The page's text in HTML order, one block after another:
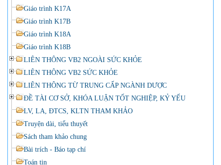
Giáo trình K17A
Giáo trình K17B
Giáo trình K18A
Giáo trình K18B
LIÊN THÔNG VB2 NGOÀI SỨC KHỎE
LIÊN THÔNG VB2 SỨC KHỎE
LIÊN THÔNG TỪ TRUNG CẤP NGÀNH DƯỢC
ĐỀ TÀI CƠ SỞ, KHÓA LUẬN TỐT NGHIỆP, KỶ YẾU
LV, LA, ĐTCS, KLTN THAM KHẢO
Truyện dài, tiểu thuyết
Sách tham khảo chung
Bài trích - Báo tạp chí
Toán tin